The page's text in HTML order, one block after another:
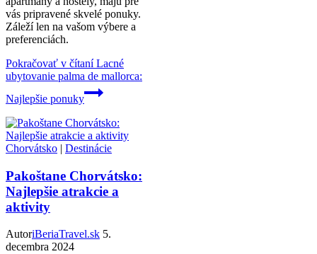
vás pripravené skvelé ponuky.
Záleží len na vašom výbere a
preferenciách.
Pokračovať v čítaníLacné
ubytovanie palma de mallorca:
Najlepšie ponuky
Chorvátsko | Destinácie
Pakoštane Chorvátsko:
Najlepšie atrakcie a
aktivity
AutoriBeriaTravel.sk 5.
decembra 2024